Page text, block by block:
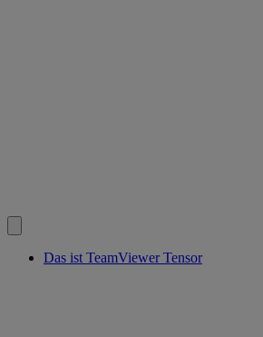
Das ist TeamViewer Tensor